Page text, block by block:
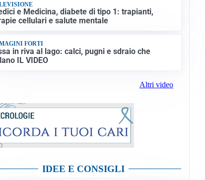
e Medicina, diabete di tipo 1: trapianti,
cellulari e salute mentale
FORTI
in riva al lago: calci, pugni e sdraio che
IL VIDEO
Altri video
IDEE E CONSIGLI